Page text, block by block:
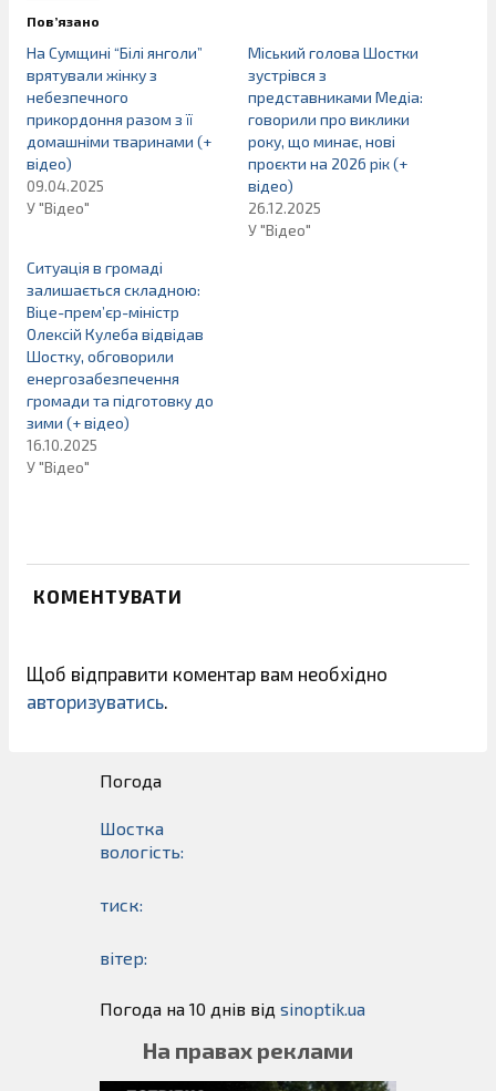
Пов’язано
На Сумщині “Білі янголи”
врятували жінку з
небезпечного
прикордоння разом з її
домашніми тваринами (+
відео)
09.04.2025
У "Відео"
Міський голова Шостки
зустрівся з
представниками Медіа:
говорили про виклики
року, що минає, нові
проєкти на 2026 рік (+
відео)
26.12.2025
У "Відео"
Ситуація в громаді
залишається складною:
Віце-прем’єр-міністр
Олексій Кулеба відвідав
Шостку, обговорили
енергозабезпечення
громади та підготовку до
зими (+ відео)
16.10.2025
У "Відео"
КОМЕНТУВАТИ
Щоб відправити коментар вам необхідно
авторизуватись.
Погода
Шостка
вологість:
тиск:
вітер:
Погода на 10 днів від sinoptik.ua
На правах реклами